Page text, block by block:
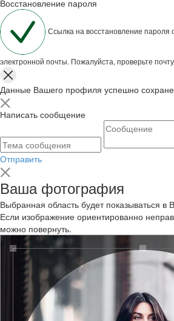
Восстановление пароля
Ссылка на восстановление
электронной почты. Пожалуйста, проверьте
Данные Вашего профиля успешно
Написать сообщение
Отправить
Ваша фотография
Выбранная область будет показываться в
Если изображение ориентированно
можно повернуть.